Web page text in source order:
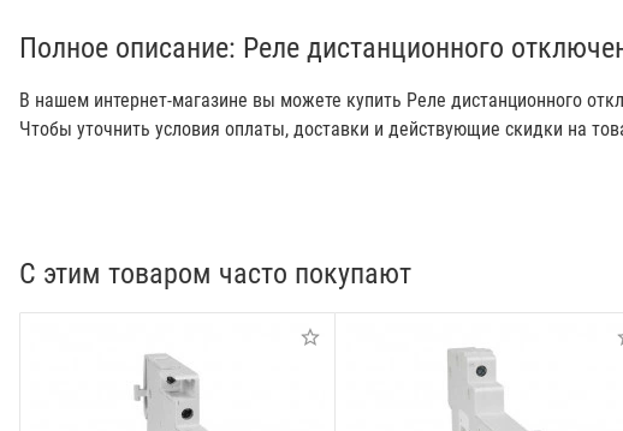
Полное описание: Реле дистанционного
В нашем интернет-магазине вы можете купить Реле дистанционного
Чтобы уточнить условия оплаты, доставки и действующие скидки на
С этим товаром часто покупают